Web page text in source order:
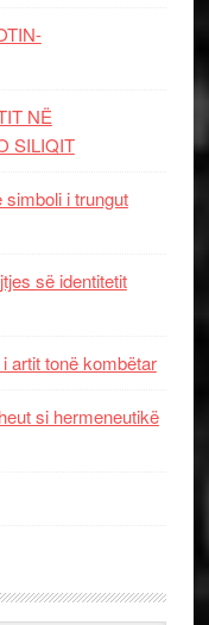
NË
SILIQIT
i trungut
së identitetit
artit tonë kombëtar
si hermeneutikë